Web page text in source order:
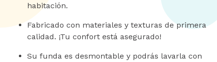
habitación.
Fabricado con materiales y texturas de primera
calidad. ¡Tu confort está asegurado!
Su funda es desmontable y podrás lavarla con